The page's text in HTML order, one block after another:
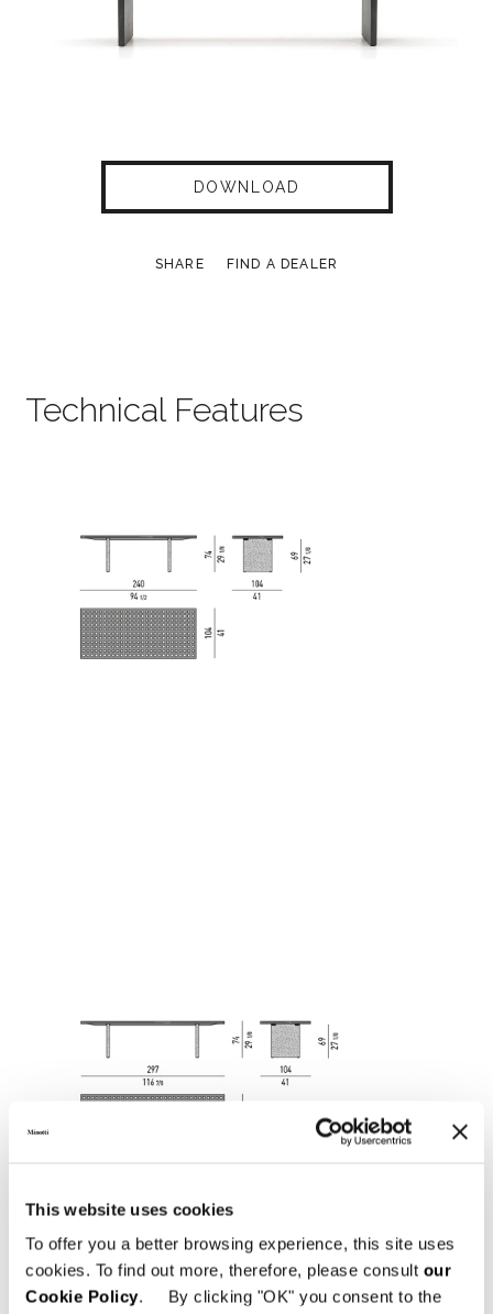
This website uses cookies
To offer you a better browsing experience, this site uses
cookies. To find out more, therefore, please consult our
Cookie Policy. By clicking "OK" you consent to the
DOWNLOAD
SHARE FIND A DEALER
Technical Features